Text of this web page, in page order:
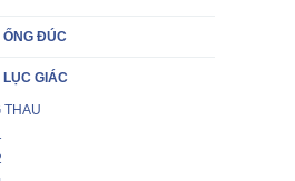
ĐÚC
GIÁC
THAU